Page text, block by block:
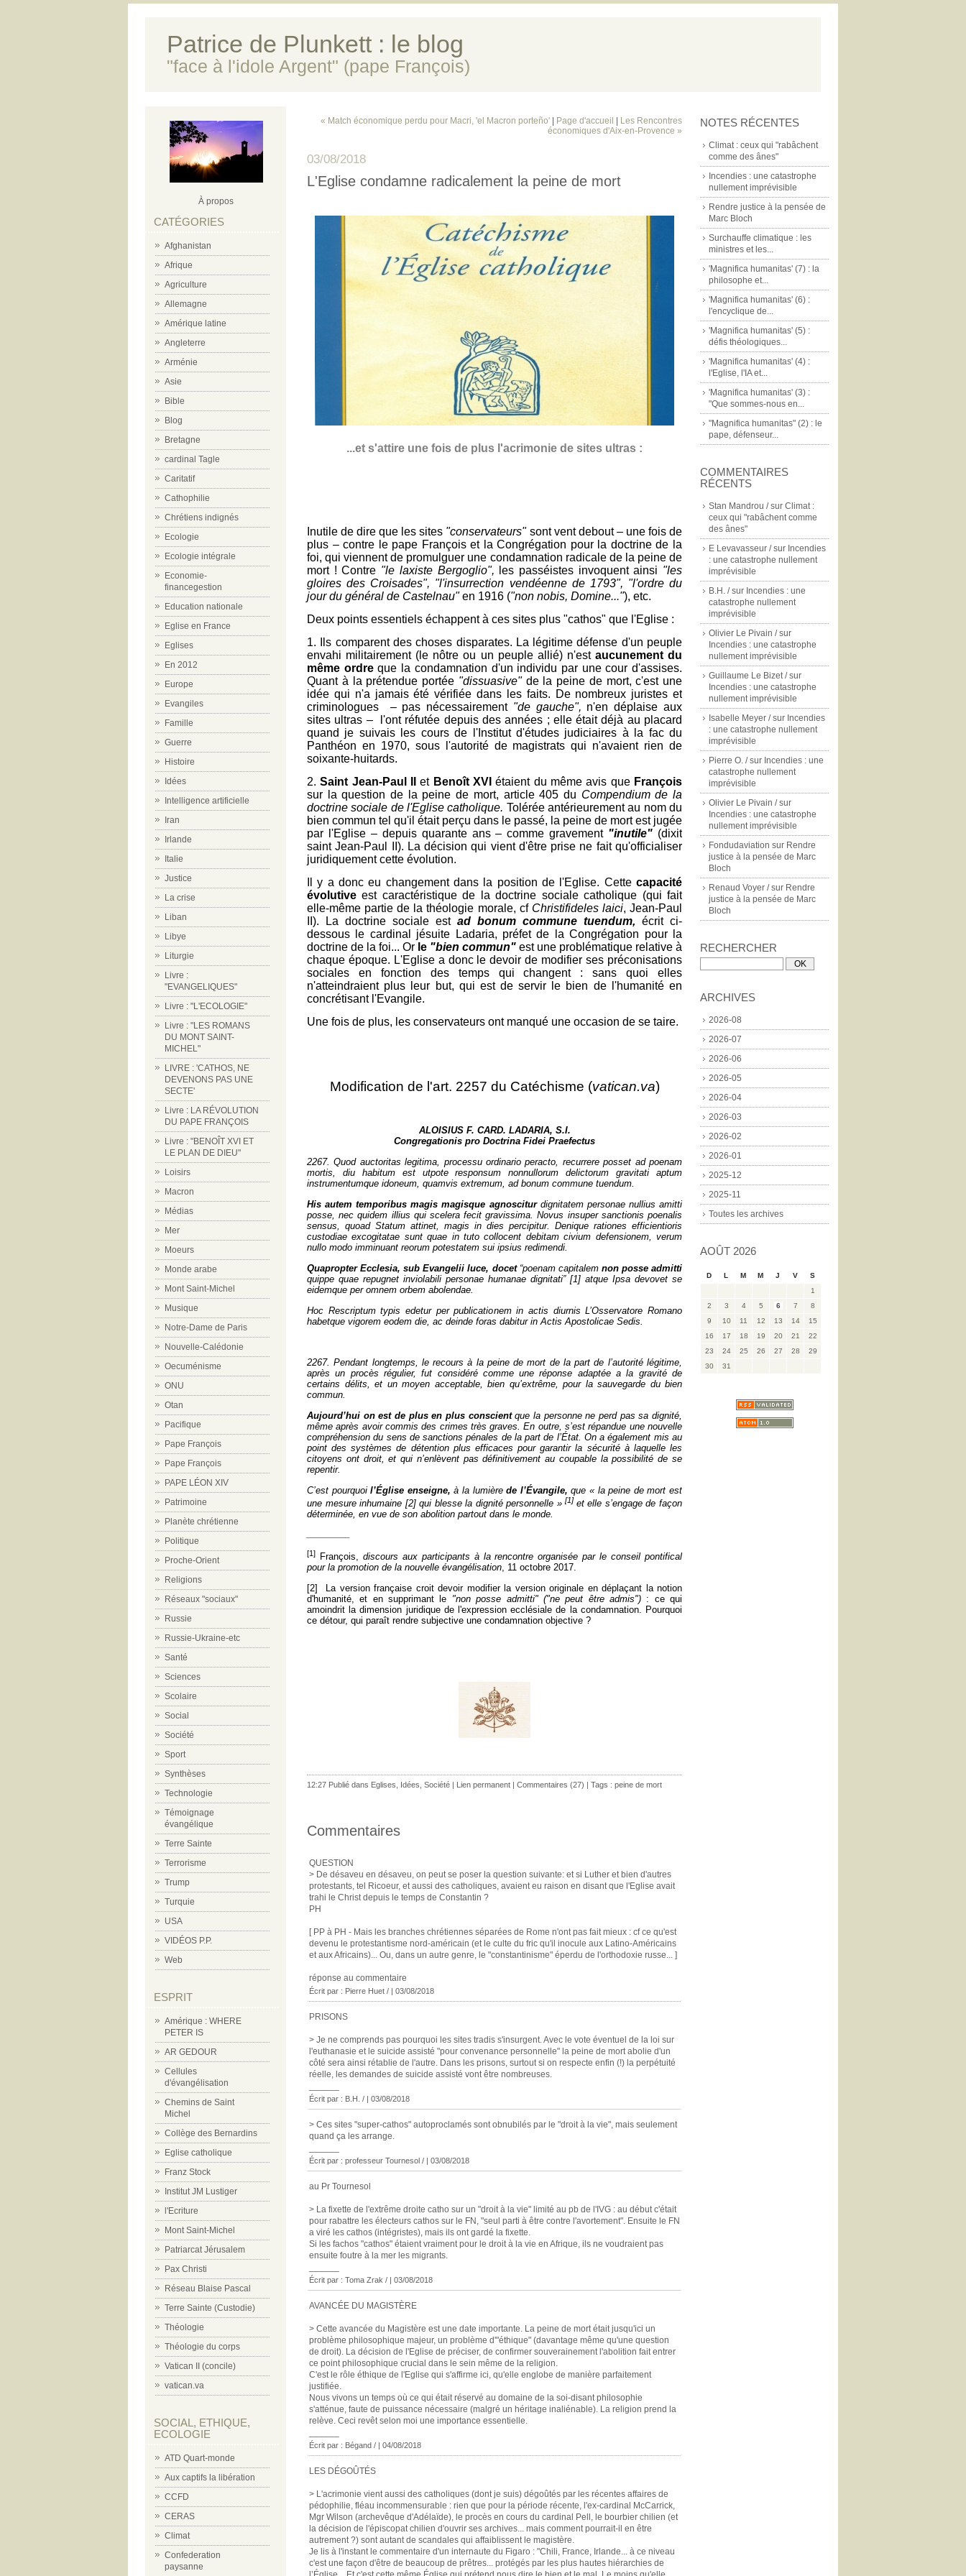
Patrice de Plunkett : le blog
"face à l'idole Argent" (pape François)
À propos
CATÉGORIES
Afghanistan
Afrique
Agriculture
Allemagne
Amérique latine
Angleterre
Arménie
Asie
Bible
Blog
Bretagne
cardinal Tagle
Caritatif
Cathophilie
Chrétiens indignés
Ecologie
Ecologie intégrale
Economie-
financegestion
Education nationale
Eglise en France
Eglises
En 2012
Europe
Evangiles
Famille
Guerre
Histoire
Idées
Intelligence artificielle
Iran
Irlande
Italie
Justice
La crise
Liban
Libye
Liturgie
Livre :
"EVANGELIQUES"
Livre : "L'ECOLOGIE"
Livre : "LES ROMANS
DU MONT SAINT-
MICHEL"
LIVRE : 'CATHOS, NE
DEVENONS PAS UNE
SECTE'
Livre : LA RÉVOLUTION
DU PAPE FRANÇOIS
Livre : "BENOÎT XVI ET
LE PLAN DE DIEU"
Loisirs
Macron
Médias
Mer
Moeurs
Monde arabe
Mont Saint-Michel
Musique
Notre-Dame de Paris
Nouvelle-Calédonie
Oecuménisme
ONU
Otan
Pacifique
Pape François
Pape François
PAPE LÉON XIV
Patrimoine
Planète chrétienne
Politique
Proche-Orient
Religions
Réseaux "sociaux"
Russie
Russie-Ukraine-etc
Santé
Sciences
Scolaire
Social
Société
Sport
Synthèses
Technologie
Témoignage
évangélique
Terre Sainte
Terrorisme
Trump
Turquie
USA
VIDÉOS P.P.
Web
ESPRIT
Amérique : WHERE
PETER IS
AR GEDOUR
Cellules
d'évangélisation
Chemins de Saint
Michel
Collège des Bernardins
Eglise catholique
Franz Stock
Institut JM Lustiger
l'Ecriture
Mont Saint-Michel
Patriarcat Jérusalem
Pax Christi
Réseau Blaise Pascal
Terre Sainte (Custodie)
Théologie
Théologie du corps
Vatican II (concile)
vatican.va
SOCIAL, ETHIQUE,
ECOLOGIE
ATD Quart-monde
Aux captifs la libération
CCFD
CERAS
Climat
Confederation
paysanne
NOTES RÉCENTES
Climat : ceux qui "rabâchent
comme des ânes"
Incendies : une catastrophe
nullement imprévisible
Rendre justice à la pensée de
Marc Bloch
Surchauffe climatique : les
ministres et les...
'Magnifica humanitas' (7) : la
philosophe et...
'Magnifica humanitas' (6) :
l'encyclique de...
'Magnifica humanitas' (5) :
défis théologiques...
'Magnifica humanitas' (4) :
l'Eglise, l'IA et...
'Magnifica humanitas' (3) :
"Que sommes-nous en...
"Magnifica humanitas" (2) : le
pape, défenseur...
COMMENTAIRES
RÉCENTS
Stan Mandrou /sur Climat :
ceux qui "rabâchent comme
des ânes"
E Levavasseur /sur Incendies
: une catastrophe nullement
imprévisible
B.H. /sur Incendies : une
catastrophe nullement
imprévisible
Olivier Le Pivain /sur
Incendies : une catastrophe
nullement imprévisible
Guillaume Le Bizet /sur
Incendies : une catastrophe
nullement imprévisible
Isabelle Meyer /sur Incendies
: une catastrophe nullement
imprévisible
Pierre O. /sur Incendies : une
catastrophe nullement
imprévisible
Olivier Le Pivain /sur
Incendies : une catastrophe
nullement imprévisible
Fondudaviation sur Rendre
justice à la pensée de Marc
Bloch
Renaud Voyer /sur Rendre
justice à la pensée de Marc
Bloch
RECHERCHER
ARCHIVES
2026-08
2026-07
2026-06
2026-05
2026-04
2026-03
2026-02
2026-01
2025-12
2025-11
Toutes les archives
AOÛT 2026
D L M M J V
S
1
2
3 4 5 6 7
8
9
10 11 12 13 14
15
16
17 18 19 20 21
22
23
24 25 26 27 28
29
30
31
« Match économique perdu pour Macri, 'el Macron porteño' Page d'accueil
Les Rencontres
économiques d'Aix-en-Provence »
03/08/2018
L'Eglise condamne radicalement la peine de mort
...et s'attire une fois de plus l'acrimonie de sites ultras :
Inutile de dire que les sites "conservateurs"sont vent debout – une fois de
plus – contre le pape François et la Congrégation pour la doctrine de la
foi, qui viennent de promulguer une condamnation radicale de la peine de
mort ! Contre "le laxiste Bergoglio", les passéistes invoquent ainsi "les
gloires des Croisades", "l'insurrection vendéenne de 1793", "l'ordre du
jour du général de Castelnau"en 1916 ("non nobis, Domine..."), etc.
Deux points essentiels échappent à ces sites plus "cathos" que l'Eglise :
1. Ils comparent des choses disparates. La légitime défense d'un peuple
envahi militairement (le nôtre ou un peuple allié) n'est aucunement du
même ordreque la condamnation d'un individu par une cour d'assises.
Quant à la prétendue portée "dissuasive"de la peine de mort, c'est une
idée qui n'a jamais été vérifiée dans les faits. De nombreux juristes et
criminologues – pas nécessairement "de gauche", n'en déplaise aux
sites ultras – l'ont réfutée depuis des années ; elle était déjà au placard
quand je suivais les cours de l'Institut d'études judiciaires à la fac du
Panthéon en 1970, sous l'autorité de magistrats qui n'avaient rien de
soixante-huitards.
2.Saint Jean-Paul II et Benoît XVI étaient du même avis queFrançois
sur la question de la peine de mort, article 405 du Compendium de la
doctrine sociale de l'Eglise catholique. Tolérée antérieurement au nom du
bien commun tel qu'il était perçu dans le passé, la peine de mort est jugée
par l'Eglise – depuis quarante ans – comme gravement "inutile" (dixit
saint Jean-Paul II). La décision qui vient d'être prise ne fait qu'officialiser
juridiquement cette évolution.
Il y a donc eu changement dans la position de l'Eglise. Cette capacité
évolutive est caractéristique de la doctrine sociale catholique (qui fait
elle-même partie de la théologie morale, cf Christifideles laici, Jean-Paul
II). La doctrine sociale est ad bonum commune tuendum, écrit ci-
dessous le cardinal jésuite Ladaria, préfet de la Congrégation pour la
doctrine de la foi... Or le "bien commun" est une problématique relative à
chaque époque. L'Eglise a donc le devoir de modifier ses préconisations
sociales en fonction des temps qui changent : sans quoi elles
n'atteindraient plus leur but, qui est de servir le bien de l'humanité en
concrétisant l'Evangile.
Une fois de plus, les conservateurs ont manqué une occasion de se taire.
Modification de l'art. 2257 du Catéchisme (vatican.va)
ALOISIUS F. CARD. LADARIA, S.I.
Congregationis pro Doctrina Fidei Praefectus
2267. Quod auctoritas legitima, processu ordinario peracto, recurrere posset ad poenam
mortis, diu habitum est utpote responsum nonnullorum delictorum gravitati aptum
instrumentumque idoneum, quamvis extremum, ad bonum commune tuendum.
His autem temporibus magis magisque agnoscitur dignitatem personae nullius amitti
posse, nec quidem illius qui scelera fecit gravissima. Novus insuper sanctionis poenalis
sensus, quoad Statum attinet, magis in dies percipitur. Denique rationes efficientioris
custodiae excogitatae sunt quae in tuto collocent debitam civium defensionem, verum
nullo modo imminuant reorum potestatem sui ipsius redimendi.
Quapropter Ecclesia, sub Evangelii luce, docet“poenam capitalem non posse admitti
quippe quae repugnet inviolabili personae humanae dignitati” [1] atque Ipsa devovet se
eidemque per omnem orbem abolendae.
Hoc Rescriptum typis edetur per publicationem in actis diurnis L’Osservatore Romano
habetque vigorem eodem die, ac deinde foras dabitur in Actis Apostolicae Sedis.
2267. Pendant longtemps, le recours à la peine de mort de la part de l’autorité légitime,
après un procès régulier, fut considéré comme une réponse adaptée a la gravité de
certains délits, et un moyen acceptable, bien qu’extrême, pour la sauvegarde du bien
commun.
Aujourd’hui on est de plus en plus conscientque la personne ne perd pas sa dignité,
même après avoir commis des crimes très graves. En outre, s’est répandue une nouvelle
compréhension du sens de sanctions pénales de la part de l’État. On a également mis au
point des systèmes de détention plus efficaces pour garantir la sécurité à laquelle les
citoyens ont droit, et qui n’enlèvent pas définitivement au coupable la possibilité de se
repentir.
C’est pourquoil’Église enseigne, à la lumièrede l’Évangile, que « la peine de mort est
une mesure inhumaine [2] qui blesse la dignité personnelle »[1] et elle s’engage de façon
déterminée, en vue de son abolition partout dans le monde.
[1] François, discours aux participants à la rencontre organisée par le conseil pontifical
pour la promotion de la nouvelle évangélisation , 11 octobre 2017.
[2] La version française croit devoir modifier la version originale en déplaçant la notion
d'humanité, et en supprimant le "non posse admitti" ("ne peut être admis"): ce qui
amoindrit la dimension juridique de l'expression ecclésiale de la condamnation. Pourquoi
ce détour, qui paraît rendre subjective une condamnation objective ?
12:27 Publié dans Eglises, Idées, Société Lien permanent Commentaires (27) | Tags : peine de mort
Commentaires
QUESTION
> De désaveu en désaveu, on peut se poser la question suivante: et si Luther et bien d'autres
protestants, tel Ricoeur, et aussi des catholiques, avaient eu raison en disant que l'Eglise avait
trahi le Christ depuis le temps de Constantin ?
PH
[ PP à PH - Mais les branches chrétiennes séparées de Rome n'ont pas fait mieux : cf ce qu'est
devenu le protestantisme nord-américain (et le culte du fric qu'il inocule aux Latino-Américains
et aux Africains)... Ou, dans un autre genre, le "constantinisme" éperdu de l'orthodoxie russe... ]
réponse au commentaire
Écrit par : Pierre Huet / | 03/08/2018
PRISONS
> Je ne comprends pas pourquoi les sites tradis s'insurgent. Avec le vote éventuel de la loi sur
l'euthanasie et le suicide assisté "pour convenance personnelle" la peine de mort abolie d'un
côté sera ainsi rétablie de l'autre. Dans les prisons, surtout si on respecte enfin (!) la perpétuité
réelle, les demandes de suicide assisté vont être nombreuses.
Écrit par : B.H. / | 03/08/2018
> Ces sites "super-cathos" autoproclamés sont obnubilés par le "droit à la vie", mais seulement
quand ça les arrange.
Écrit par : professeur Tournesol / | 03/08/2018
au Pr Tournesol
> La fixette de l'extrême droite catho sur un "droit à la vie" limité au pb de l'IVG : au début c'était
pour rabattre les électeurs cathos sur le FN, "seul parti à être contre l'avortement". Ensuite le FN
a viré les cathos (intégristes), mais ils ont gardé la fixette.
Si les fachos "cathos" étaient vraiment pour le droit à la vie en Afrique, ils ne voudraient pas
ensuite foutre à la mer les migrants.
Écrit par : Toma Zrak / | 03/08/2018
AVANCÉE DU MAGISTÈRE
> Cette avancée du Magistère est une date importante. La peine de mort était jusqu'ici un
problème philosophique majeur, un problème d'"éthique" (davantage même qu'une question
de droit). La décision de l'Eglise de préciser, de confirmer souverainement l'abolition fait entrer
ce point philosophique crucial dans le sein même de la religion.
C'est le rôle éthique de l'Eglise qui s'affirme ici, qu'elle englobe de manière parfaitement
justifiée.
Nous vivons un temps où ce qui était réservé au domaine de la soi-disant philosophie
s'atténue, faute de puissance nécessaire (malgré un héritage inaliénable). La religion prend la
relève. Ceci revêt selon moi une importance essentielle.
Écrit par : Bégand / | 04/08/2018
LES DÉGOÛTÉS
> L'acrimonie vient aussi des catholiques (dont je suis) dégoûtés par les récentes affaires de
pédophilie, fléau incommensurable : rien que pour la période récente, l'ex-cardinal McCarrick,
Mgr Wilson (archevêque d'Adélaïde), le procès en cours du cardinal Pell, le bourbier chilien (et
la décision de l'épiscopat chilien d'ouvrir ses archives... mais comment pourrait-il en être
autrement ?) sont autant de scandales qui affaiblissent le magistère.
Je lis à l'instant le commentaire d'un internaute du Figaro : "Chili, France, Irlande... à ce niveau
c'est une façon d'être de beaucoup de prêtres... protégés par les plus hautes hiérarchies de